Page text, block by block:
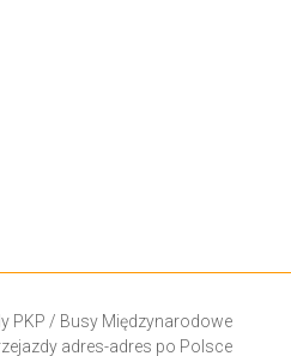
PKP / Busy Międzynarodowe
adres-adres po Polsce